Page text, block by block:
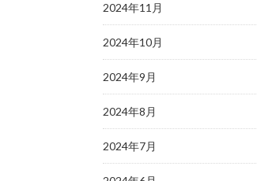
2024年11月
2024年10月
2024年9月
2024年8月
2024年7月